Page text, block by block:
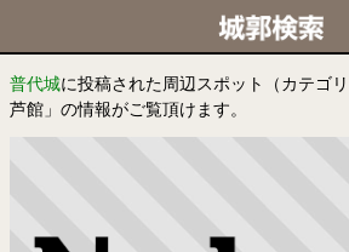
普代城に投稿された周辺スポット（カテゴ
芦館」の情報がご覧頂けます。